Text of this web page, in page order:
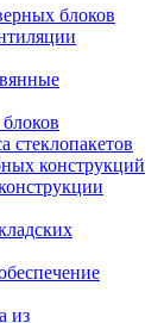
блоков
стеклопакетов
конструкций
из